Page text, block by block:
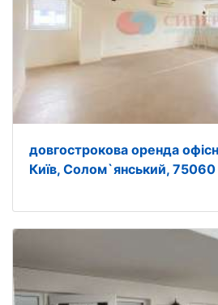
довгострокова оренда
Київ, Солом`янський, 75060